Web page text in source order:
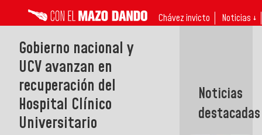
Chávez invicto Noticias ↓
Gobierno nacional y
UCV avanzan en
recuperación del
Hospital Clínico
Universitario
Noticias
destacadas